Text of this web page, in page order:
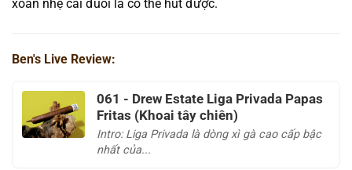
xoắn nhẹ cái đuôi là có thể hút được.
Ben's Live Review:
061 - Drew Estate Liga Privada Papas
Fritas (Khoai tây chiên)
Intro: Liga Privada là dòng xì gà cao cấp bậc
nhất của...